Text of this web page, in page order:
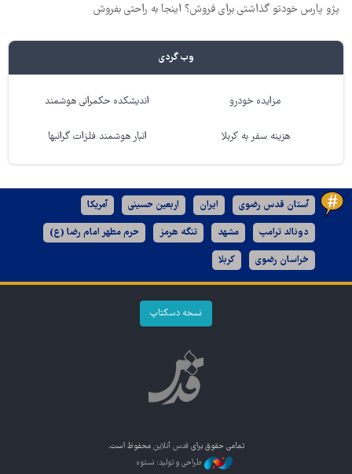
پژو پارس خودتو گذاشتی برای فروش؟ اینجا به راحتی بفروش
وب گردی
مزایده خودرو اندیشکده حکمرانی هوشمند
هزینه سفر به کربلا انبار هوشمند فلزات گرانبها
آستان قدس رضوی ایران اربعین حسینی آمریکا
دونالد ترامپ مشهد تنگه هرمز حرم مطهر امام رضا (ع)
خراسان رضوی کربلا
نسخه دسکتاپ
تمامی حقوق برای قدس آنلاین محفوظ است.
طراحی و تولید: نستوه